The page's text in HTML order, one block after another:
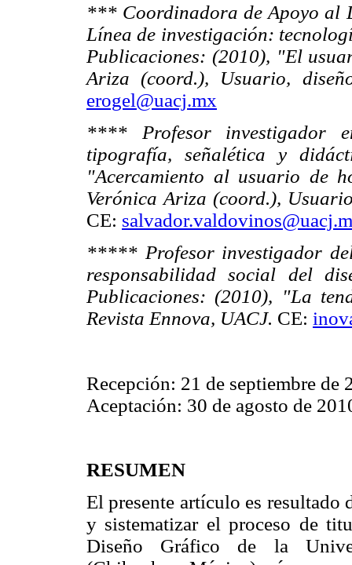
*** Coordinadora de Apoyo al
Línea de investigación:
Publicaciones: (2010), "El
Ariza (coord.), Usuario,
erogel@uacj.mx
**** Profesor investigador
tipografía, señalética y
"Acercamiento al usuario de
Verónica Ariza (coord.),
CE:
***** Profesor investigador
responsabilidad social del
Publicaciones: (2010), "La
Revista Ennova, UACJ. CE:
Recepción: 21 de septiembre de
Aceptación: 30 de agosto de
RESUMEN
El presente artículo es resultado
y sistematizar el proceso de
Diseño Gráfico de la